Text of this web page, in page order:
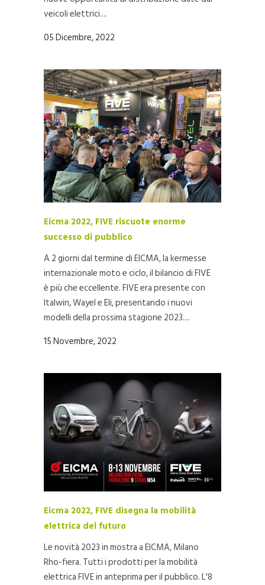
veicoli elettrici....
05 Dicembre, 2022
Eicma 2022, FIVE riscuote enorme
successo di pubblico
A 2 giorni dal termine di EICMA, la kermesse
internazionale moto e ciclo, il bilancio di FIVE
è più che eccellente. FIVE era presente con
Italwin, Wayel e Eli, presentando i nuovi
modelli della prossima stagione 2023....
15 Novembre, 2022
Eicma 2022, FIVE disegna la mobilità
elettrica del futuro
Le novità 2023 in mostra a EICMA, Milano
Rho-fiera. Tutti i prodotti per la mobilità
elettrica FIVE in anteprima per il pubblico. L'8